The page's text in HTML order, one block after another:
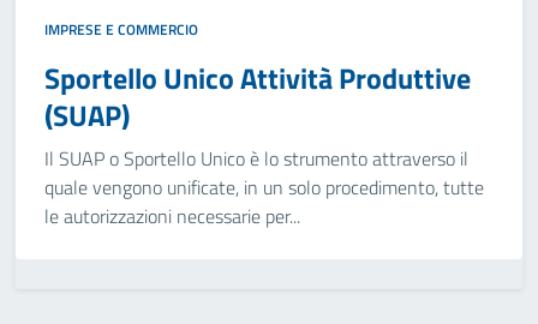
IMPRESE E COMMERCIO
Sportello Unico Attività Produttive
(SUAP)
Il SUAP o Sportello Unico è lo strumento attraverso il
quale vengono unificate, in un solo procedimento, tutte
le autorizzazioni necessarie per...